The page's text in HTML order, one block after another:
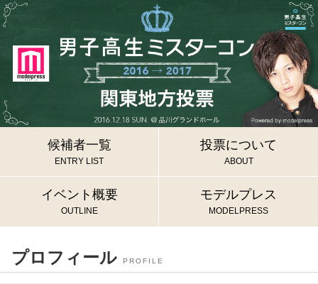
候補者一覧
ENTRY LIST
投票について
ABOUT
イベント概要
OUTLINE
モデルプレス
MODELPRESS
プロフィール PROFILE